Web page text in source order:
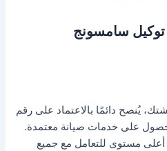
توكيل سامسونج
يُنصح دائمًا بالاعتماد على رقم
على خدمات صيانة معتمدة.
مستوى للتعامل مع جميع